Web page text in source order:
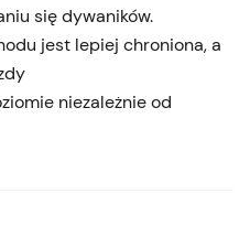
się dywaników.
jest lepiej chroniona, a
niezależnie od